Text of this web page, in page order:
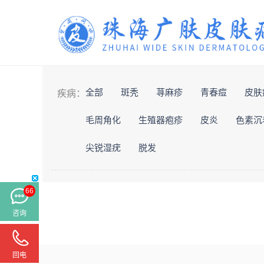
疾病： 全部 斑秃 荨麻疹 青春痘 皮
毛周角化 生殖器疱疹 皮炎 色素沉
尖锐湿疣 脱发
66
咨询
回电